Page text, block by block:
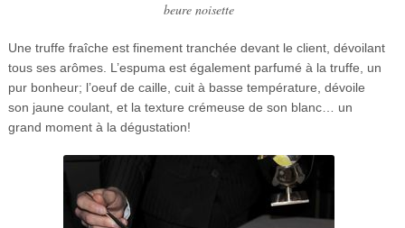
beure noisette
Une truffe fraîche est finement tranchée devant le client, dévoilant
tous ses arômes. L’espuma est également parfumé à la truffe, un
pur bonheur; l’oeuf de caille, cuit à basse température, dévoile
son jaune coulant, et la texture crémeuse de son blanc… un
grand moment à la dégustation!